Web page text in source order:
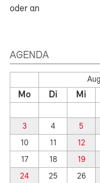
oder an
AGENDA
Mo Di Mi
3
4 5
10
11 12
17
18 19
24
25 26